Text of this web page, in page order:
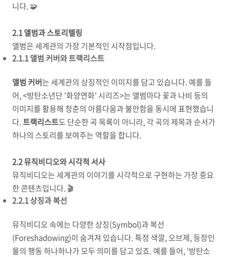
니다. 🧩
2.1 앨범과 스토리텔링
앨범은 세계관의 가장 기본적인 시작점입니다.
2.1.1 앨범 커버와 트랙리스트
앨범 커버는 세계관의 상징적인 이미지를 담고 있습니다. 예를 들
어, <방탄소년단 '화양연화' 시리즈>는 앨범마다 꽃과 나비 등의
이미지를 활용해 청춘의 아름다움과 불안함을 동시에 표현했습니
다.트랙리스트도 단순한 곡 목록이 아니라, 각 곡의 제목과 순서가
하나의 스토리를 보여주는 역할을 합니다.
2.2 뮤직비디오와 시각적 서사
뮤직비디오는 세계관의 이야기를 시각적으로 구현하는 가장 중요
한 콘텐츠입니다. 🎬
2.2.1 상징과 복선
뮤직비디오 속에는 다양한 상징(Symbol)과 복선
(Foreshadowing)이 숨겨져 있습니다. 특정 색깔, 오브제, 등장인
물의 행동 하나하나가 모두 의미를 담고 있죠. 예를 들어, '방탄소